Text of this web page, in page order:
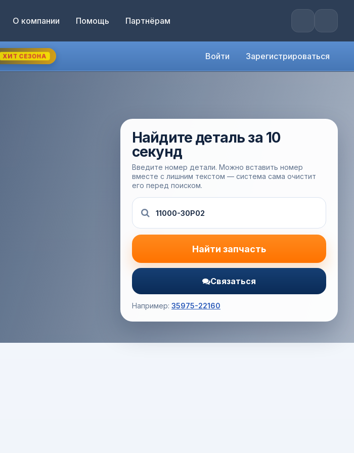
О компании Помощь Партнёрам
ХИТ СЕЗОНА Войти Зарегистрироваться
Найдите деталь за 10
секунд
Введите номер детали. Можно вставить номер
вместе с лишним текстом — система сама очистит
его перед поиском.
Найти запчасть
Связаться
Например: 35975-22160